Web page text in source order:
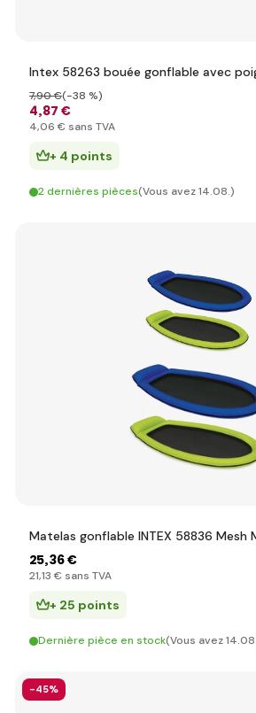
Intex 58263 bouée gonflable avec
4,87 €
7,90 €(-38 %)
4,06 € sans TVA
+ 4 points
2 dernières pièces(Vous avez 14.08.)
Matelas gonflable INTEX 58836 Mesh
25,36 €
21,13 € sans TVA
+ 25 points
Dernière pièce en stock(Vous avez
-45%